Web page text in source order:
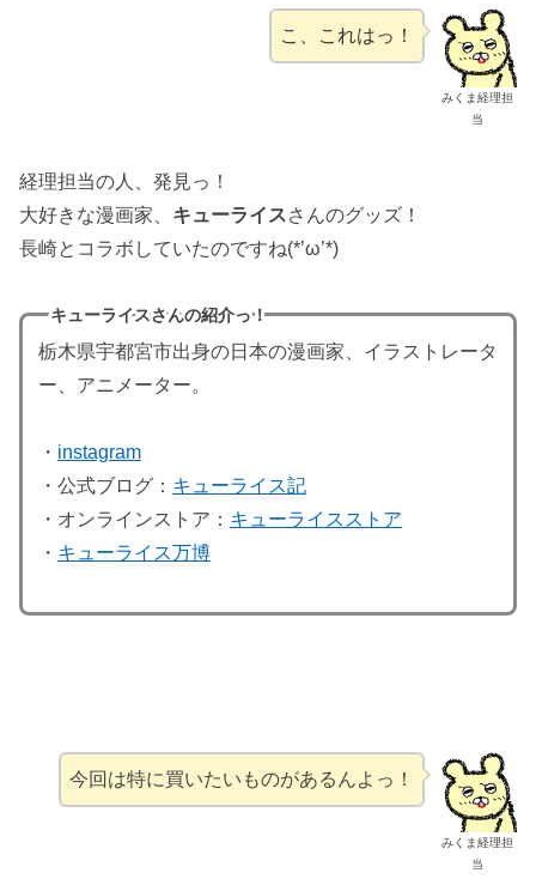
みくま経理担
当
こ、これはっ！
経理担当の人、発見っ！
大好きな漫画家、 キューライスさんのグッズ！
長崎とコラボしていたのですね(*’ω’*)
キューライスさんの紹介っ！
栃木県宇都宮市出身の日本の漫画家、イラストレータ
ー、アニメーター。
・ instagram
・公式ブログ： キューライス記
・オンラインストア： キューライスストア
・ キューライス万博
みくま経理担
当
今回は特に買いたいものがあるんよっ！